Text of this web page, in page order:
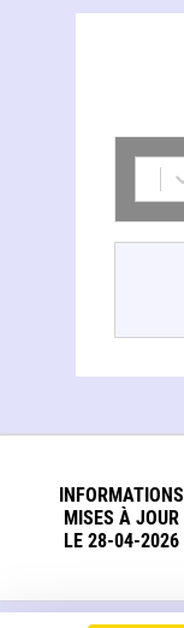
INFORMATIONS
MISES À JOUR
LE 28-04-2026